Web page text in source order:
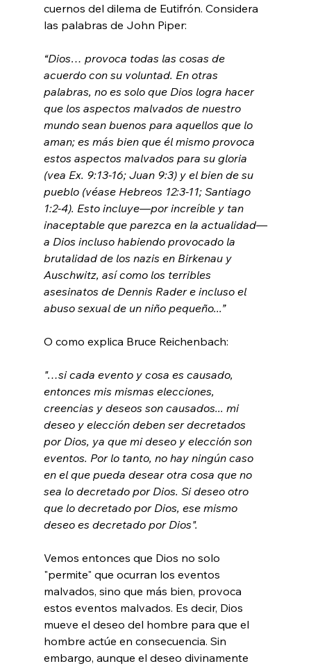
cuernos del dilema de Eutifrón. Considera
“Dios… provoca todas las cosas de
acuerdo con su voluntad. En otras
palabras, no es solo que Dios logra hacer
que los aspectos malvados de nuestro
mundo sean buenos para aquellos que lo
aman; es más bien que él mismo provoca
estos aspectos malvados para su gloria
(vea Ex. 9:13-16; Juan 9:3) y el bien de su
pueblo (véase Hebreos 12:3-11; Santiago
1:2-4). Esto incluye—por increíble y tan
inaceptable que parezca en la actualidad—
a Dios incluso habiendo provocado la
brutalidad de los nazis en Birkenau y
Auschwitz, así como los terribles
asesinatos de Dennis Rader e incluso el
abuso sexual de un niño pequeño...”
"…si cada evento y cosa es causado,
entonces mis mismas elecciones,
creencias y deseos son causados... mi
deseo y elección deben ser decretados
por Dios, ya que mi deseo y elección son
eventos. Por lo tanto, no hay ningún caso
en el que pueda desear otra cosa que no
sea lo decretado por Dios. Si deseo otro
que lo decretado por Dios, ese mismo
deseo es decretado por Dios".
Vemos entonces que Dios no solo
"permite" que ocurran los eventos
malvados, sino que más bien, provoca
estos eventos malvados. Es decir, Dios
mueve el deseo del hombre para que el
hombre actúe en consecuencia. Sin
embargo, aunque el deseo divinamente